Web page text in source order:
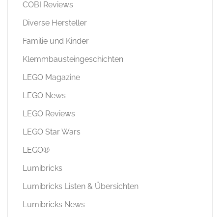
COBI Reviews
Diverse Hersteller
Familie und Kinder
Klemmbausteingeschichten
LEGO Magazine
LEGO News
LEGO Reviews
LEGO Star Wars
LEGO®
Lumibricks
Lumibricks Listen & Übersichten
Lumibricks News